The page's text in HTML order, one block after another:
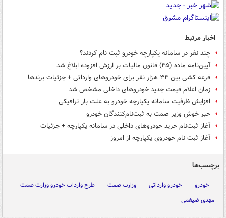
اخبار مرتبط
چند نفر در سامانه یکپارچه خودرو ثبت نام کردند؟
آیین‌‍‌نامه ماده (۴۵) قانون مالیات بر ارزش افزوده ابلاغ شد
قرعه کشی بین ۳۴ هزار نفر برای خودروهای وارداتی + جزئیات برندها
زمان اعلام قیمت جدید خودروهای داخلی مشخص شد
افزایش ظرفیت سامانه یکپارچه خودرو به علت بار ترافیکی
خبر خوش وزیر صمت به ثبت‌نام‌کنندگان خودرو
آغاز ثبت‌‎نام خرید خودروهای داخلی در سامانه یکپارچه + جزئیات
آغاز ثبت نام خودروی یکپارچه از امروز
برچسب‌ها
خودرو خودرو وارداتی وزارت صمت
طرح واردات خودرو وزارت صمت
مهدی ضیغمی